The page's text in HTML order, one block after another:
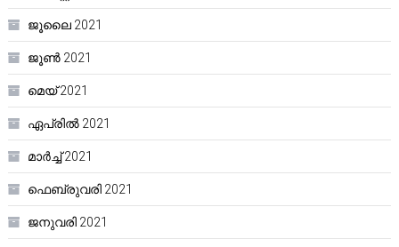
ജൂലൈ 2021
ജൂൺ 2021
മെയ്‌ 2021
ഏപ്രിൽ 2021
മാർച്ച്‌ 2021
ഫെബ്രുവരി 2021
ജനുവരി 2021